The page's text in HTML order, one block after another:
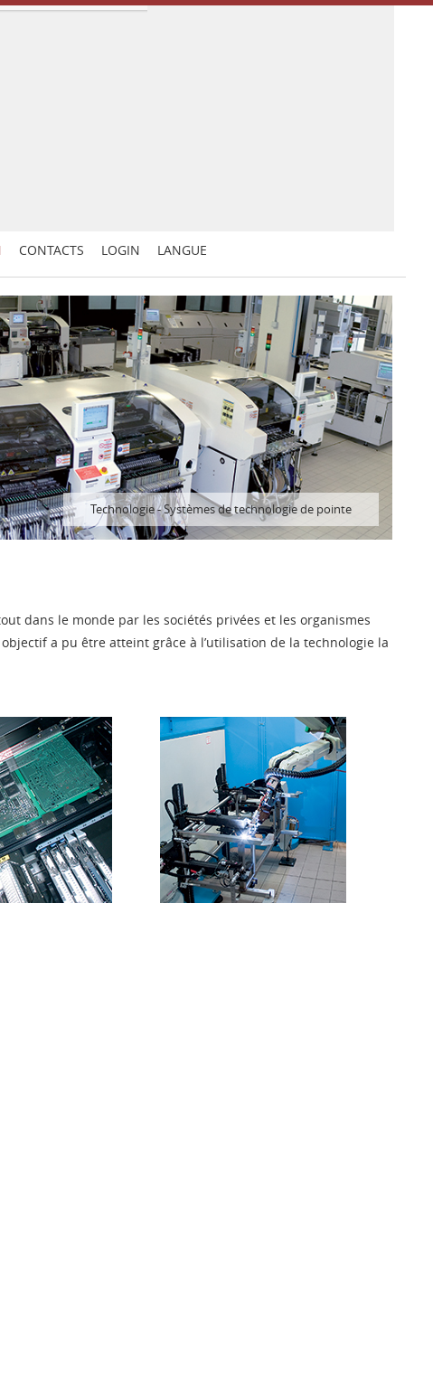
CONTACTS LOGIN LANGUE
Technologie-Systèmes de technologie de pointe
dans le monde par les sociétés privées et les organismes
a pu être atteint grâce à l’utilisation de la technologie la